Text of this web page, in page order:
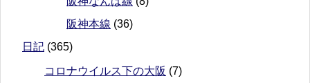
阪神本線 (36)
日記 (365)
コロナウイルス下の大阪 (7)